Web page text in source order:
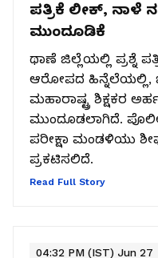
ಪತ್ರಿಕೆ ಲೀಕ್‌, ನಾಳೆ
ಮುಂದೂಡಿಕೆ
ಥಾಣೆ ಜಿಲ್ಲೆಯಲ್ಲಿ ಪ್ರಶ್ನೆ
ಆರೋಪದ ಹಿನ್ನೆಲೆಯಲ್ಲಿ,
ಮಹಾರಾಷ್ಟ್ರ ಶಿಕ್ಷಕರ
ಮುಂದೂಡಲಾಗಿದೆ.
ಪರೀಕ್ಷಾ ಮಂಡಳಿಯು
ಪ್ರಕಟಿಸಲಿದೆ.
Read Full Story
04:32 PM (IST) Jun 27